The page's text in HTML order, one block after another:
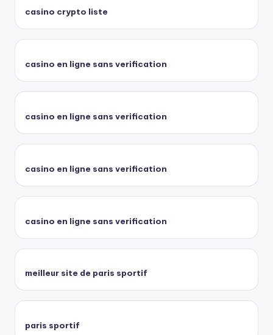
casino crypto liste
casino en ligne sans verification
casino en ligne sans verification
casino en ligne sans verification
casino en ligne sans verification
meilleur site de paris sportif
paris sportif